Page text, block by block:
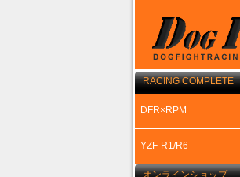
RACING COMPLETE
DFR×RPM
YZF-R1/R6
オンラインショップ